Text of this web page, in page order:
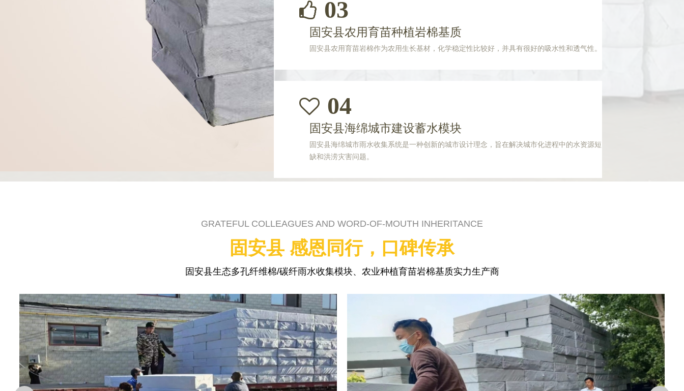
03
固安县农用育苗种植岩棉基质
固安县农用育苗岩棉作为农用生长基材，化学稳定性比较好，并具有很好的吸水性和透气性。
04
固安县海绵城市建设蓄水模块
固安县海绵城市雨水收集系统是一种创新的城市设计理念，旨在解决城市化进程中的水资源短
缺和洪涝灾害问题。
GRATEFUL COLLEAGUES AND WORD-OF-MOUTH INHERITANCE
固安县 感恩同行，口碑传承
固安县生态多孔纤维棉/碳纤雨水收集模块、农业种植育苗岩棉基质实力生产商